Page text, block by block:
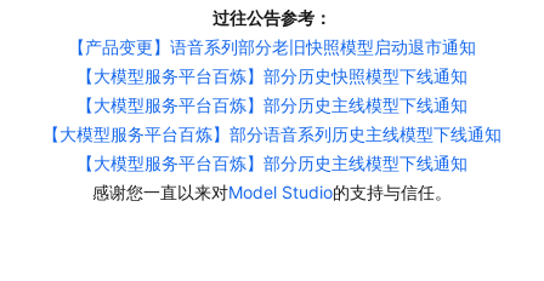
过往公告参考：
【产品变更】语音系列部分老旧快照模型启动退市通知
【大模型服务平台百炼】部分历史快照模型下线通知
【大模型服务平台百炼】部分历史主线模型下线通知
【大模型服务平台百炼】部分语音系列历史主线模型下线通知
【大模型服务平台百炼】部分历史主线模型下线通知
感谢您一直以来对Model Studio的支持与信任。